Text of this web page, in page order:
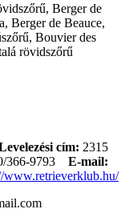
Berger de
Berger de Beauce,
Bouvier des
rövidszőrű
cím: 2315
366-9793
E-mail:
www.retrieverklub.hu/